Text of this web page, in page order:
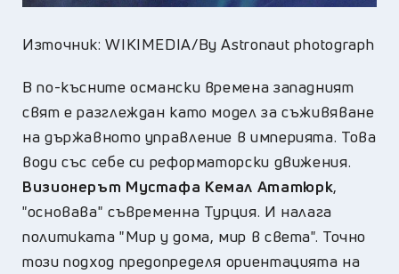
Източник: WIKIMEDIA/By Astronaut photograph
В по-късните османски времена западният
свят е разглеждан като модел за съживяване
на държавното управление в империята. Това
води със себе си реформаторски движения.
Визионерът Мустафа Кемал Ататюрк,
"основава" съвременна Турция. И налага
политиката "Мир у дома, мир в света". Точно
този подход предопределя ориентацията на